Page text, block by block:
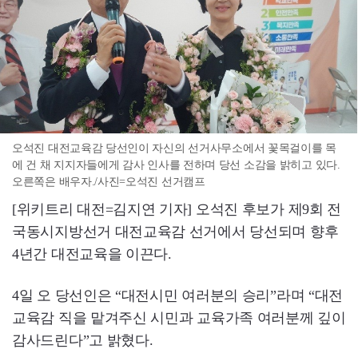
오석진 대전교육감 당선인이 자신의 선거사무소에서 꽃목걸이를 목
에 건 채 지지자들에게 감사 인사를 전하며 당선 소감을 밝히고 있다.
오른쪽은 배우자./사진=오석진 선거캠프
[위키트리 대전=김지연 기자] 오석진 후보가 제9회 전
국동시지방선거 대전교육감 선거에서 당선되며 향후
4년간 대전교육을 이끈다.
4일 오 당선인은 “대전시민 여러분의 승리”라며 “대전
교육감 직을 맡겨주신 시민과 교육가족 여러분께 깊이
감사드린다”고 밝혔다.